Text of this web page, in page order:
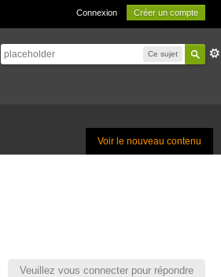
Connexion Créer un compte
Ce sujet
Voir le nouveau contenu
Veuillez vous connecter pour répondre